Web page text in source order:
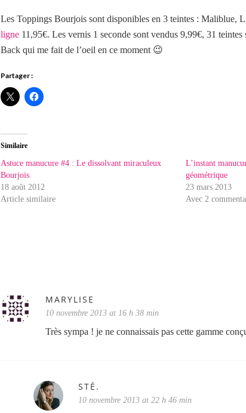
Les Toppings Bourjois sont disponibles en 3 teintes : Maliblue,
ligne 11,95€. Les vernis 1 seconde sont vendus 9,99€, 31 teintes
Back qui me fait de l’oeil en ce moment 😉
Partager :
Similaire
Astuce manucure #4 : Le dissolvant miraculeux
Bourjois
18 août 2012
Article similaire
L’instant
géométrique
23 mars 2013
Avec 2
MARYLISE
10 novembre 2013 at 16 h 38 min
Très sympa ! je ne connaissais pas cette gamme
STÉ.
10 novembre 2013 at 22 h 46 min